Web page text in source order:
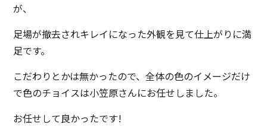
が、
足場が撤去されキレイになった外観を見て仕上がりに満
足です。
こだわりとかは無かったので、全体の色のイメージだけ
で色のチョイスは小笠原さんにお任せしました。
お任せして良かったです!